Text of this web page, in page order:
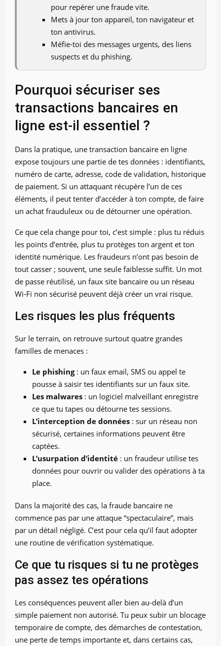
pour repérer une fraude vite.
Mets à jour ton appareil, ton navigateur et
ton antivirus.
Méfie-toi des messages urgents, des liens
suspects et du phishing.
Pourquoi sécuriser ses
transactions bancaires en
ligne est-il essentiel ?
Dans la pratique, une transaction bancaire en ligne
expose toujours une partie de tes données : identifiants,
numéro de carte, adresse, code de validation, historique
de paiement. Si un attaquant récupère l’un de ces
éléments, il peut tenter d’accéder à ton compte, de faire
un achat frauduleux ou de détourner une opération.
Ce que cela change pour toi, c’est simple : plus tu réduis
les points d’entrée, plus tu protèges ton argent et ton
identité numérique. Les fraudeurs n’ont pas besoin de
tout casser ; souvent, une seule faiblesse suffit. Un mot
de passe réutilisé, un faux site bancaire ou un réseau
Wi-Fi non sécurisé peuvent déjà créer un vrai risque.
Les risques les plus fréquents
Sur le terrain, on retrouve surtout quatre grandes
familles de menaces :
Le phishing: un faux email, SMS ou appel te
pousse à saisir tes identifiants sur un faux site.
Les malwares : un logiciel malveillant enregistre
ce que tu tapes ou détourne tes sessions.
L’interception de données : sur un réseau non
sécurisé, certaines informations peuvent être
captées.
L’usurpation d’identité : un fraudeur utilise tes
données pour ouvrir ou valider des opérations à ta
place.
Dans la majorité des cas, la fraude bancaire ne
commence pas par une attaque “spectaculaire”, mais
par un détail négligé. C’est pour cela qu’il faut adopter
une routine de vérification systématique.
Ce que tu risques si tu ne protèges
pas assez tes opérations
Les conséquences peuvent aller bien au-delà d’un
simple paiement non autorisé. Tu peux subir un blocage
temporaire de compte, des démarches de contestation,
une perte de temps importante et, dans certains cas,